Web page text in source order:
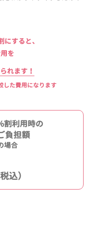
すると、
を
れます！
した費用になります
割利用時の
負担額
場合
税込）